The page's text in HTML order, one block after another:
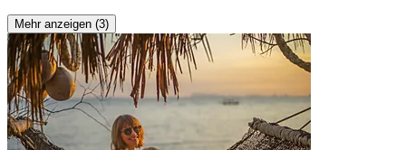
Mehr anzeigen (3)